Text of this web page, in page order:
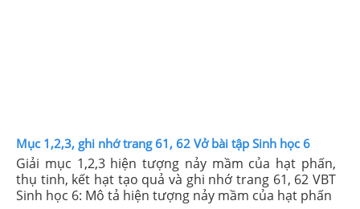
Mục 1,2,3, ghi nhớ trang 61, 62 Vở bài tập Sinh học 6
Giải mục 1,2,3 hiện tượng nảy mầm của hạt phấn,
thụ tinh, kết hạt tạo quả và ghi nhớ trang 61, 62 VBT
Sinh học 6: Mô tả hiện tượng nảy mầm của hạt phấn